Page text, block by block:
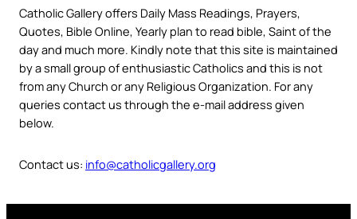
Catholic Gallery offers Daily Mass Readings, Prayers,
Quotes, Bible Online, Yearly plan to read bible, Saint of the
day and much more. Kindly note that this site is maintained
by a small group of enthusiastic Catholics and this is not
from any Church or any Religious Organization. For any
queries contact us through the e-mail address given
below.
Contact us: info@catholicgallery.org